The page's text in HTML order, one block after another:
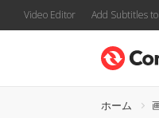
Video Editor Add Subtitles
ホーム